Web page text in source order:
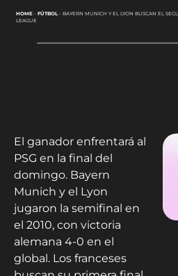
HOME- FÚTBOL- BAYERN MUNICH Y EL LYON BUSCAN EL
LEAGUE
El ganador enfrentará al
PSG en la final del
domingo. Bayern
Munich y el Lyon
jugaron la semifinal en
el 2010, con victoria
alemana 4-0 en el
global. Los franceses